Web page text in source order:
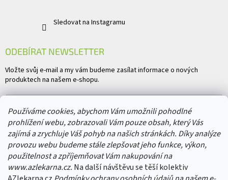
Používáme cookies, abychom Vám umožnili pohodlné
prohlížení webu, zobrazovali Vám pouze obsah, který Vás
zajímá a zrychluje Váš pohyb na našich stránkách. Díky analýze
provozu webu budeme stále zlepšovat jeho funkce, výkon,
použitelnost a zpříjemňovat Vám nakupování na
www.azlekarna.cz. Na další návštěvu se těší kolektiv
Sledovat na Instagramu
ODEBÍRAT NEWSLETTER
Vložte svůj e-mail a my vám budeme zasílat informace o nových
produktech na našem e-shopu.
Vložením e-mailu souhlasíte spodmínkami ochrany osobních údajů
PŘIHLÁSIT SE